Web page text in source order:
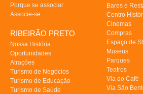
Porque se associar
Associe-se
RIBEIRÃO PRETO
Nossa História
Oportunidades
Atrações
Turismo de Negócios
Turismo de Educação
Turismo de Saúde
Bares e
Centro
Cinemas
Compras
Espaço de
Museus
Parques
Teatros
Via do Café
Via São